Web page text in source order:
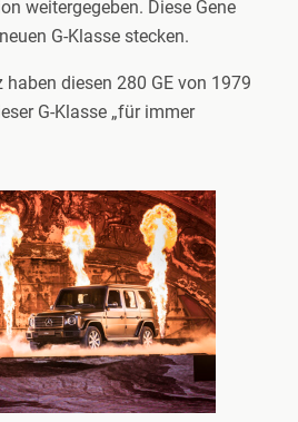
weitergegeben. Diese Gene
G-Klasse stecken.
diesen 280 GE von 1979
G-Klasse „für immer